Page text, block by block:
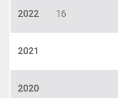
2022 16
2021
2020